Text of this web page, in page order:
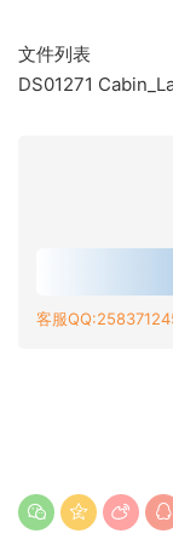
文件列表
DS01271
客服